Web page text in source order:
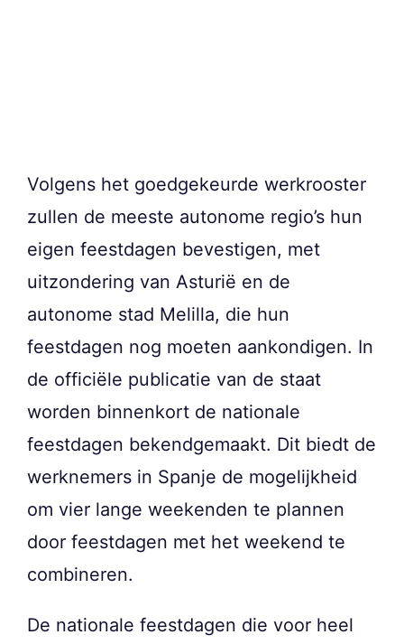
Volgens het goedgekeurde werkrooster
zullen de meeste autonome regio’s hun
eigen feestdagen bevestigen, met
uitzondering van Asturië en de
autonome stad Melilla, die hun
feestdagen nog moeten aankondigen. In
de officiële publicatie van de staat
worden binnenkort de nationale
feestdagen bekendgemaakt. Dit biedt de
werknemers in Spanje de mogelijkheid
om vier lange weekenden te plannen
door feestdagen met het weekend te
combineren.
De nationale feestdagen die voor heel